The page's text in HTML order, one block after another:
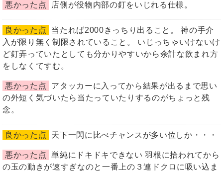
悪かった点 店側が役物内部の釘をいじれる仕様。
良かった点
当たれば2000きっちり出ること。 神の手介
入が限り無く制限されていること。 いじっちゃいけないけ
ど釘弄っていたとしても分かりやすいから余計な飲まれ方
をしなくてすむ。
悪かった点
アタッカーに入ってから結果が出るまで思い
の外短く気づいたら当たっていたりするのがちょっと残
念。
良かった点 天下一閃に比べチャンスが多い位しか・・・
悪かった点
単純にドキドキできない 羽根に拾われてから
の玉の動きが速すぎなのと一番上の３連ドクロに吸い込ま